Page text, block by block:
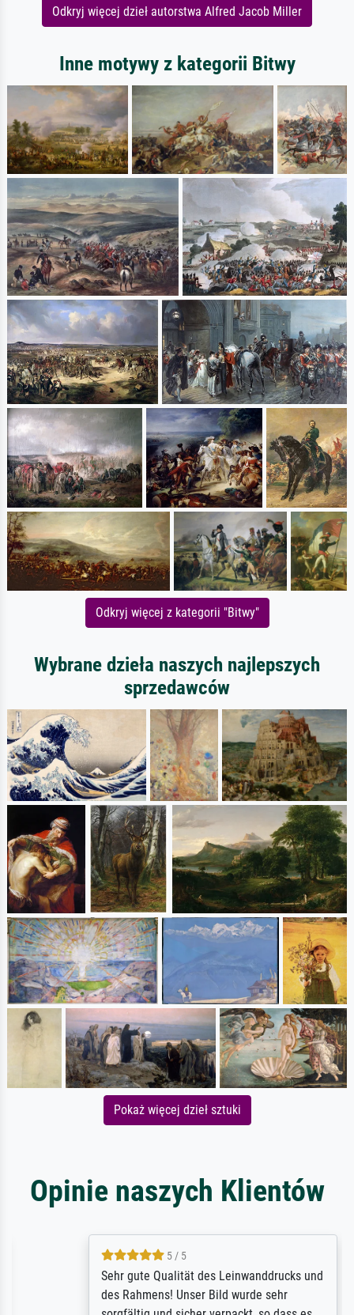
Odkryj więcej dzieł autorstwa Alfred Jacob Miller
Inne motywy z kategorii Bitwy
Odkryj więcej z kategorii "Bitwy"
Wybrane dzieła naszych najlepszych
sprzedawców
Pokaż więcej dzieł sztuki
Opinie naszych Klientów
5 / 5
Sehr gute Qualität des Leinwanddrucks und
des Rahmens! Unser Bild wurde sehr